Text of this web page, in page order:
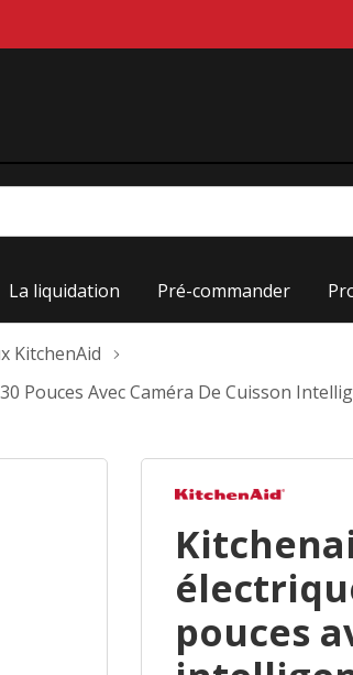
La liquidation Pré-commander
KitchenAid
Avec Caméra De Cuisson
pouces